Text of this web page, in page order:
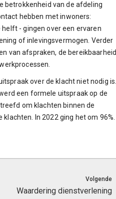
betrokkenheid van de afdeling
hebben met inwoners:
- gingen over een ervaren
of inlevingsvermogen. Verder
van afspraken, de bereikbaarheid
over de klacht niet nodig is.
een formele uitspraak op de
om klachten binnen de
In 2022 ging het om 96%.
Volgende
Waardering dienstverlening